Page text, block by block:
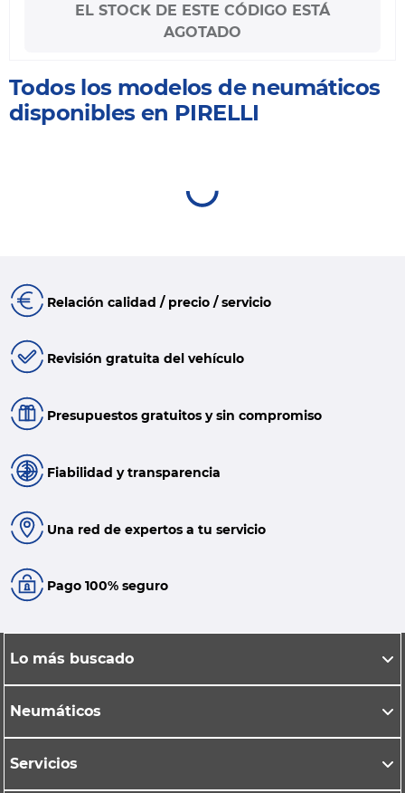
EL STOCK DE ESTE CÓDIGO ESTÁ
AGOTADO
Todos los modelos de neumáticos
disponibles en PIRELLI
Relación calidad / precio / servicio
Revisión gratuita del vehículo
Presupuestos gratuitos y sin compromiso
Fiabilidad y transparencia
Una red de expertos a tu servicio
Pago 100% seguro
Lo más buscado
Neumáticos
Servicios